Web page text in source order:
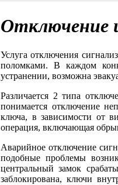
Отключение
Услуга отключения
поломками. В каждом
устранении, возможна
Различается 2 типа
понимается отключение
ключа, в зависимости от
операция, включающая
Аварийное отключение
подобные проблемы
центральный замок
заблокирована, ключи